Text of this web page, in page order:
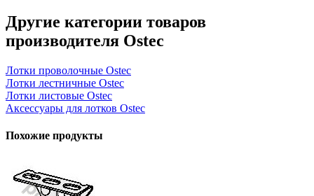
Другие категории товаров
производителя Ostec
Лотки проволочные Ostec
Лотки лестничные Ostec
Лотки листовые Ostec
Аксессуары для лотков Ostec
Похожие продукты